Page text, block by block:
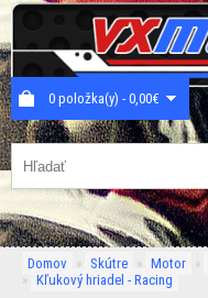
0 položka(y) - 0,00€
Domov » Skútre » Motor »
» Kľukový hriadel - Racing